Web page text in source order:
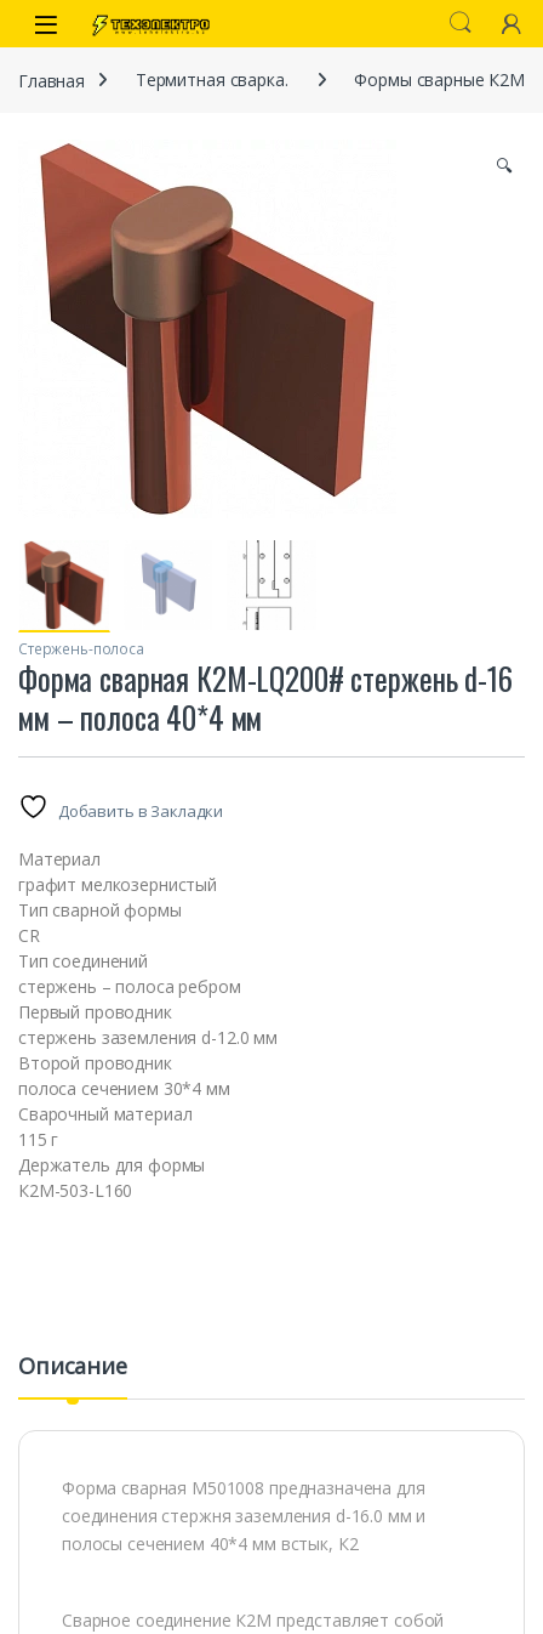
Перейти к навигации
перейти к содержанию
Open
Главная Термитная сварка. Формы сварные К2М
🔍
Стержень-полоса
Форма сварная К2М-LQ200# стержень d-16
мм – полоса 40*4 мм
Добавить в Закладки
Материал
графит мелкозернистый
Тип сварной формы
CR
Тип соединений
стержень – полоса ребром
Первый проводник
cтержень заземления d-12.0 мм
Второй проводник
полоса сечением 30*4 мм
Сварочный материал
115 г
Держатель для формы
К2М-503-L160
Описание
Форма сварная М501008 предназначена для
соединения стержня заземления d-16.0 мм и
полосы сечением 40*4 мм встык, К2
Сварное соединение К2М представляет собой